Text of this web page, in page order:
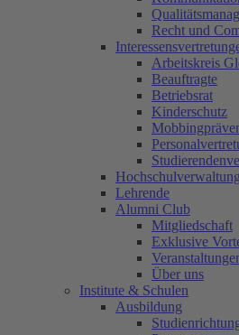
Recht und
Arbeitskreis
Beauftragte
Betriebsrat
Kinderschutz
Hochschulverwaltung
Lehrende
Alumni Club
Mitgliedschaft
Exklusive
Über uns
Institute & Schulen
Ausbildung